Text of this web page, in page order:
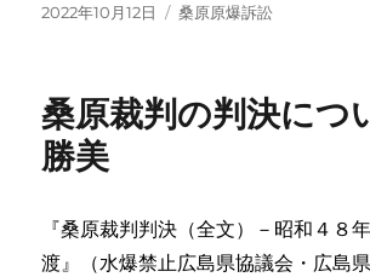
投
2022年10月12日
カ
ー
桑原原爆訴訟
桑原裁判の判決につ
勝美
『桑原裁判判決（全文）－昭和４８
渡』（水爆禁止広島県協議会・広島